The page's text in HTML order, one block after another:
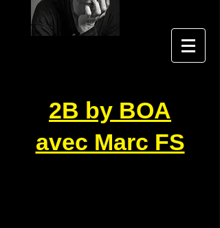
2B by BOA
avec Marc FS